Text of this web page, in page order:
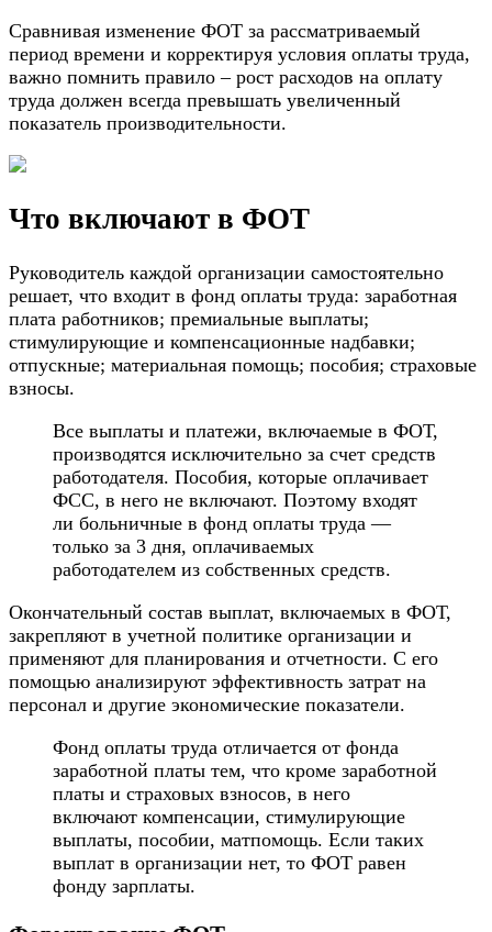
Сравнивая изменение ФОТ за рассматриваемый
период времени и корректируя условия оплаты труда,
важно помнить правило – рост расходов на оплату
труда должен всегда превышать увеличенный
показатель производительности.
Что включают в ФОТ
Руководитель каждой организации самостоятельно
решает, что входит в фонд оплаты труда: заработная
плата работников; премиальные выплаты;
стимулирующие и компенсационные надбавки;
отпускные; материальная помощь; пособия; страховые
взносы.
Все выплаты и платежи, включаемые в ФОТ,
производятся исключительно за счет средств
работодателя. Пособия, которые оплачивает
ФСС, в него не включают. Поэтому входят
ли больничные в фонд оплаты труда —
только за 3 дня, оплачиваемых
работодателем из собственных средств.
Окончательный состав выплат, включаемых в ФОТ,
закрепляют в учетной политике организации и
применяют для планирования и отчетности. С его
помощью анализируют эффективность затрат на
персонал и другие экономические показатели.
Фонд оплаты труда отличается от фонда
заработной платы тем, что кроме заработной
платы и страховых взносов, в него
включают компенсации, стимулирующие
выплаты, пособии, матпомощь. Если таких
выплат в организации нет, то ФОТ равен
фонду зарплаты.